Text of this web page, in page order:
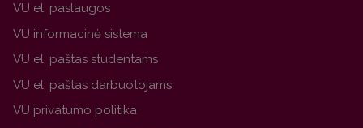
VU el. paslaugos
VU informacinė sistema
VU el. paštas studentams
VU el. paštas darbuotojams
VU privatumo politika